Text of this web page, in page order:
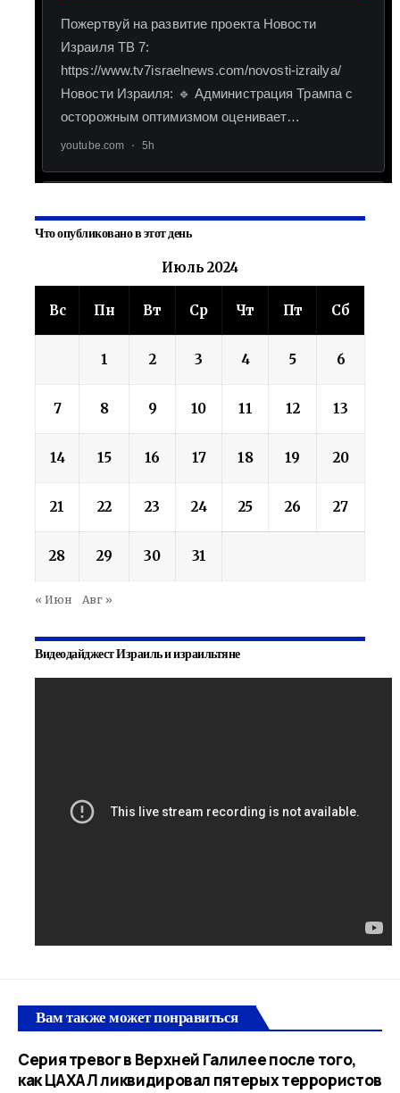
Что опубликовано в этот день
Июль 2024
Вс Пн Вт Ср Чт Пт Сб
1 2 3 4 5 6
7 8 9 10 11 12 13
14 15 16 17 18 19 20
21 22 23 24 25 26 27
28 29 30 31
« Июн Авг »
Видеодайджест Израиль и израильтяне
Вам также может понравиться
Серия тревог в Верхней Галилее после того,
как ЦАХАЛ ликвидировал пятерых террористов